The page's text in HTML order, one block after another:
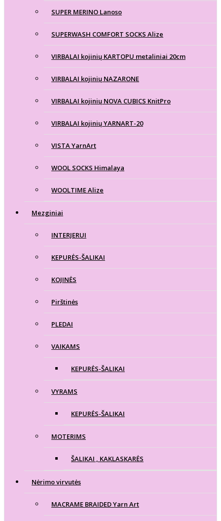
SUPER MERINO Lanoso
SUPERWASH COMFORT SOCKS Alize
VIRBALAI kojinių KARTOPU metaliniai 20cm
VIRBALAI kojinių NAZARONE
VIRBALAI kojinių NOVA CUBICS KnitPro
VIRBALAI kojinių YARNART-20
VISTA YarnArt
WOOL SOCKS Himalaya
WOOLTIME Alize
Mezginiai
INTERJERUI
KEPURĖS-ŠALIKAI
KOJINĖS
Pirštinės
PLEDAI
VAIKAMS
KEPURĖS-ŠALIKAI
VYRAMS
KEPURĖS-ŠALIKAI
MOTERIMS
ŠALIKAI , KAKLASKARĖS
Nėrimo virvutės
MACRAME BRAIDED Yarn Art